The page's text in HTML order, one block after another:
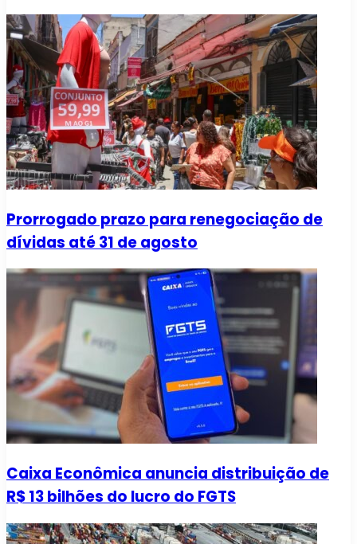
Prorrogado prazo para renegociação de
dívidas até 31 de agosto
Caixa Econômica anuncia distribuição de
R$ 13 bilhões do lucro do FGTS